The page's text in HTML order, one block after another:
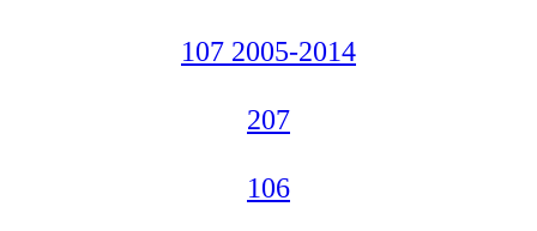
107 2005-2014
207
106